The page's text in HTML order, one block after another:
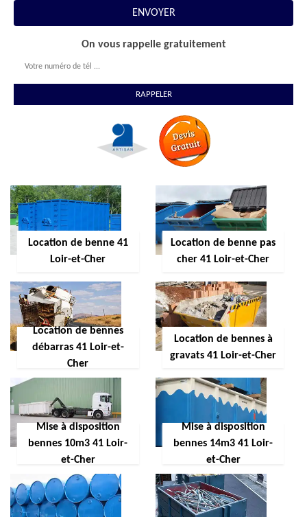
On vous rappelle gratuitement
Location de benne 41
Loir-et-Cher
Location de benne pas
cher 41 Loir-et-Cher
Location de bennes
débarras 41 Loir-et-
Cher
Location de bennes à
gravats 41 Loir-et-Cher
Mise à disposition
bennes 10m3 41 Loir-
et-Cher
Mise à disposition
bennes 14m3 41 Loir-
et-Cher